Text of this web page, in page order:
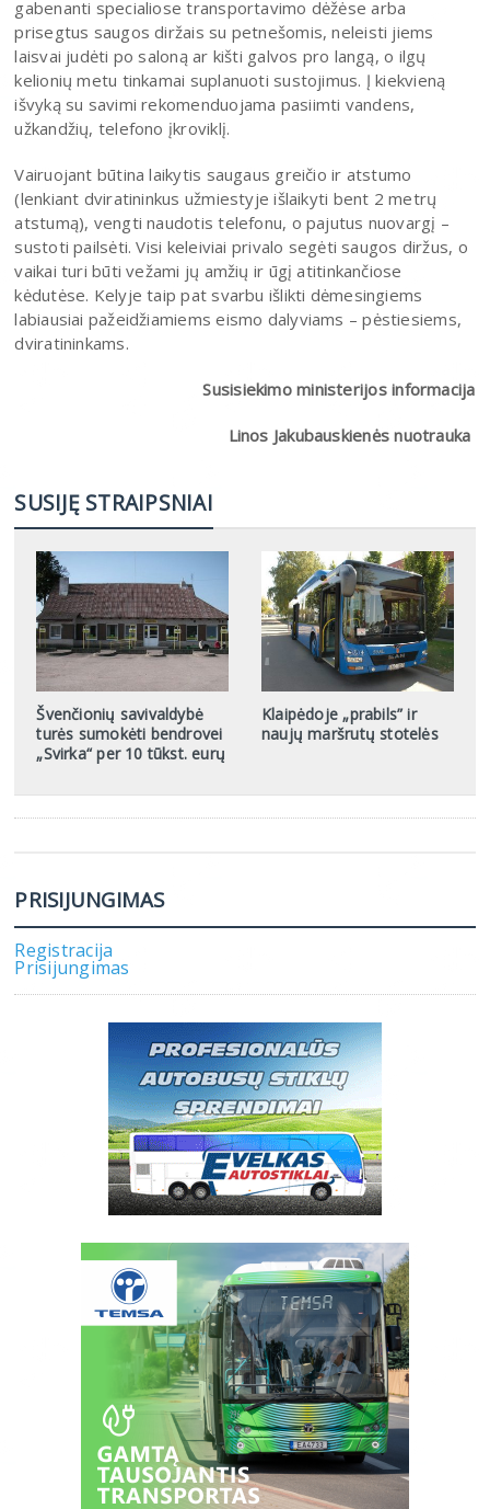
gabenanti specialiose transportavimo dėžėse arba
prisegtus saugos diržais su petnešomis, neleisti jiems
laisvai judėti po saloną ar kišti galvos pro langą, o ilgų
kelionių metu tinkamai suplanuoti sustojimus. Į kiekvieną
išvyką su savimi rekomenduojama pasiimti vandens,
užkandžių, telefono įkroviklį.
Vairuojant būtina laikytis saugaus greičio ir atstumo
(lenkiant dviratininkus užmiestyje išlaikyti bent 2 metrų
atstumą), vengti naudotis telefonu, o pajutus nuovargį –
sustoti pailsėti. Visi keleiviai privalo segėti saugos diržus, o
vaikai turi būti vežami jų amžių ir ūgį atitinkančiose
kėdutėse. Kelyje taip pat svarbu išlikti dėmesingiems
labiausiai pažeidžiamiems eismo dalyviams – pėstiesiems,
dviratininkams.
Susisiekimo ministerijos informacija
Linos Jakubauskienės nuotrauka
SUSIJĘ STRAIPSNIAI
Švenčionių savivaldybė
turės sumokėti bendrovei
„Svirka“ per 10 tūkst. eurų
Klaipėdoje „prabils” ir
naujų maršrutų stotelės
PRISIJUNGIMAS
Registracija
Prisijungimas